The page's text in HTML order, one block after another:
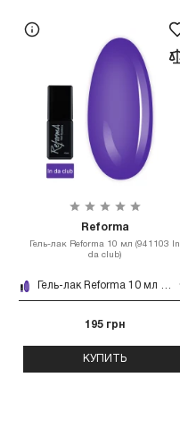
Reforma
Гель-лак Reforma 10 мл (941103 In
da club)
Гель-лак Reforma 10 мл (941103 In da club)
195 грн
КУПИТЬ